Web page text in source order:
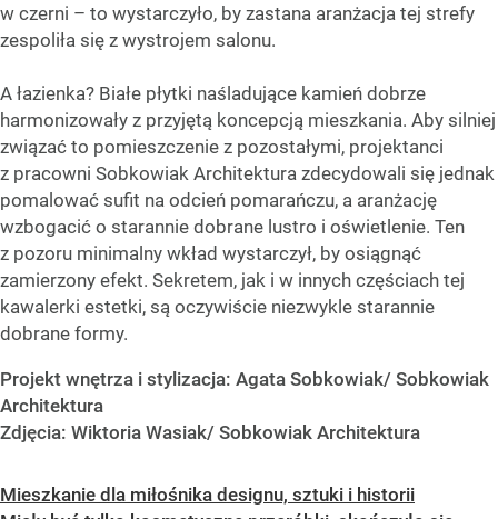
w czerni – to wystarczyło, by zastana aranżacja tej strefy
zespoliła się z wystrojem salonu.
A łazienka? Białe płytki naśladujące kamień dobrze
harmonizowały z przyjętą koncepcją mieszkania. Aby silniej
związać to pomieszczenie z pozostałymi, projektanci
z pracowni Sobkowiak Architektura zdecydowali się jednak
pomalować sufit na odcień pomarańczu, a aranżację
wzbogacić o starannie dobrane lustro i oświetlenie. Ten
z pozoru minimalny wkład wystarczył, by osiągnąć
zamierzony efekt. Sekretem, jak i w innych częściach tej
kawalerki estetki, są oczywiście niezwykle starannie
dobrane formy.
Projekt wnętrza i stylizacja: Agata Sobkowiak/ Sobkowiak
Architektura
Zdjęcia: Wiktoria Wasiak/ Sobkowiak Architektura
Mieszkanie dla miłośnika designu, sztuki i historii